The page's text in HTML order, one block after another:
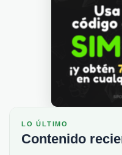
LO ÚLTIMO
Contenido